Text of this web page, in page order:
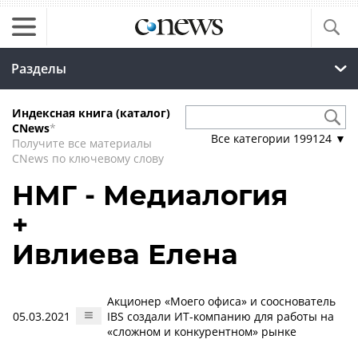
Разделы
Индексная книга (каталог)
CNews*
Получите все материалы
CNews по ключевому слову
Все категории 199124 ▼
НМГ - Медиалогия
+
Ивлиева Елена
05.03.2021
Акционер «Моего офиса» и сооснователь
IBS создали ИТ-компанию для работы на
«сложном и конкурентном» рынке